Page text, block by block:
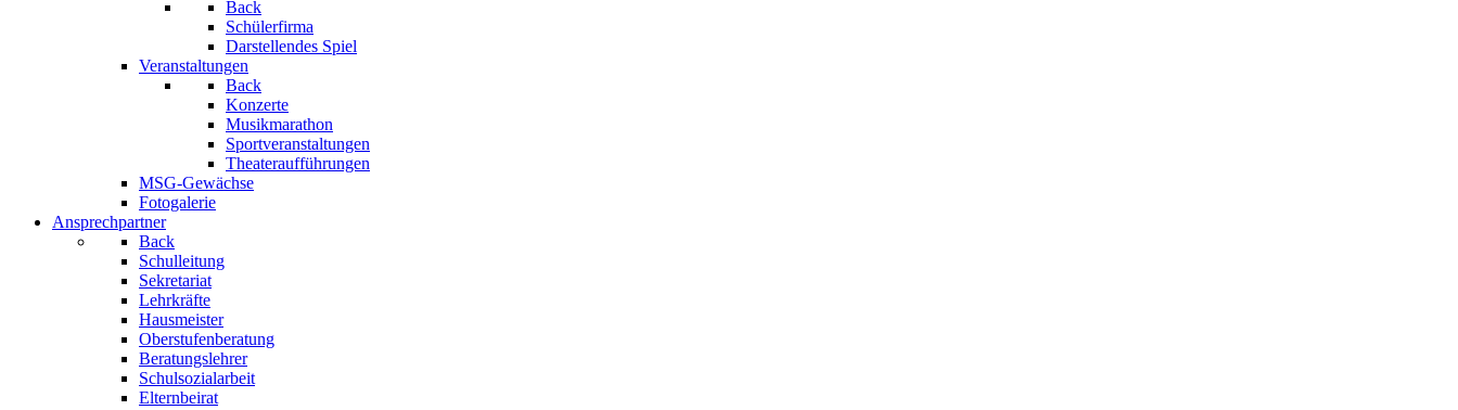
Back
Schülerfirma
Darstellendes Spiel
Veranstaltungen
Back
Konzerte
Musikmarathon
Sportveranstaltungen
Theateraufführungen
MSG-Gewächse
Fotogalerie
Ansprechpartner
Back
Schulleitung
Sekretariat
Lehrkräfte
Hausmeister
Oberstufenberatung
Beratungslehrer
Schulsozialarbeit
Elternbeirat